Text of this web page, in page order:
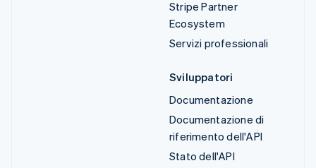
Stripe Partner
Ecosystem
Servizi professionali
Sviluppatori
Documentazione
Documentazione di
riferimento dell'API
Stato dell'API